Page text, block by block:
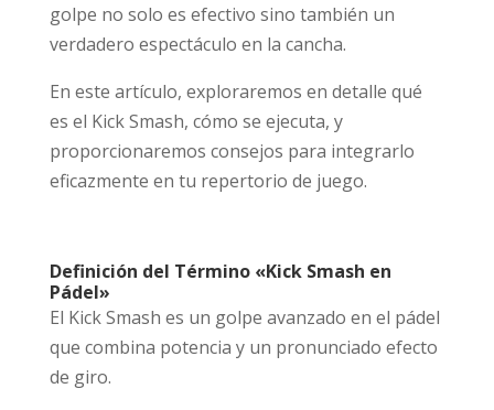
golpe no solo es efectivo sino también un
verdadero espectáculo en la cancha.
En este artículo, exploraremos en detalle qué
es el Kick Smash, cómo se ejecuta, y
proporcionaremos consejos para integrarlo
eficazmente en tu repertorio de juego.
Definición del Término «Kick Smash en
Pádel»
El Kick Smash es un golpe avanzado en el pádel
que combina potencia y un pronunciado efecto
de giro.